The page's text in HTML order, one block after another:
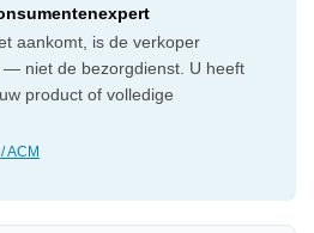
aankomt, is de verkoper
— niet de bezorgdienst. U heeft
product of volledige
ACM